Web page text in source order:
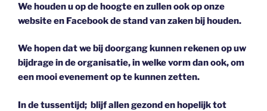
We houden u op de hoogte en zullen ook op onze
website en Facebook de stand van zaken bij houden.
We hopen dat we bij doorgang kunnen rekenen op uw
bijdrage in de organisatie, in welke vorm dan ook, om
een mooi evenement op te kunnen zetten.
In de tussentijd; blijf allen gezond en hopelijk tot